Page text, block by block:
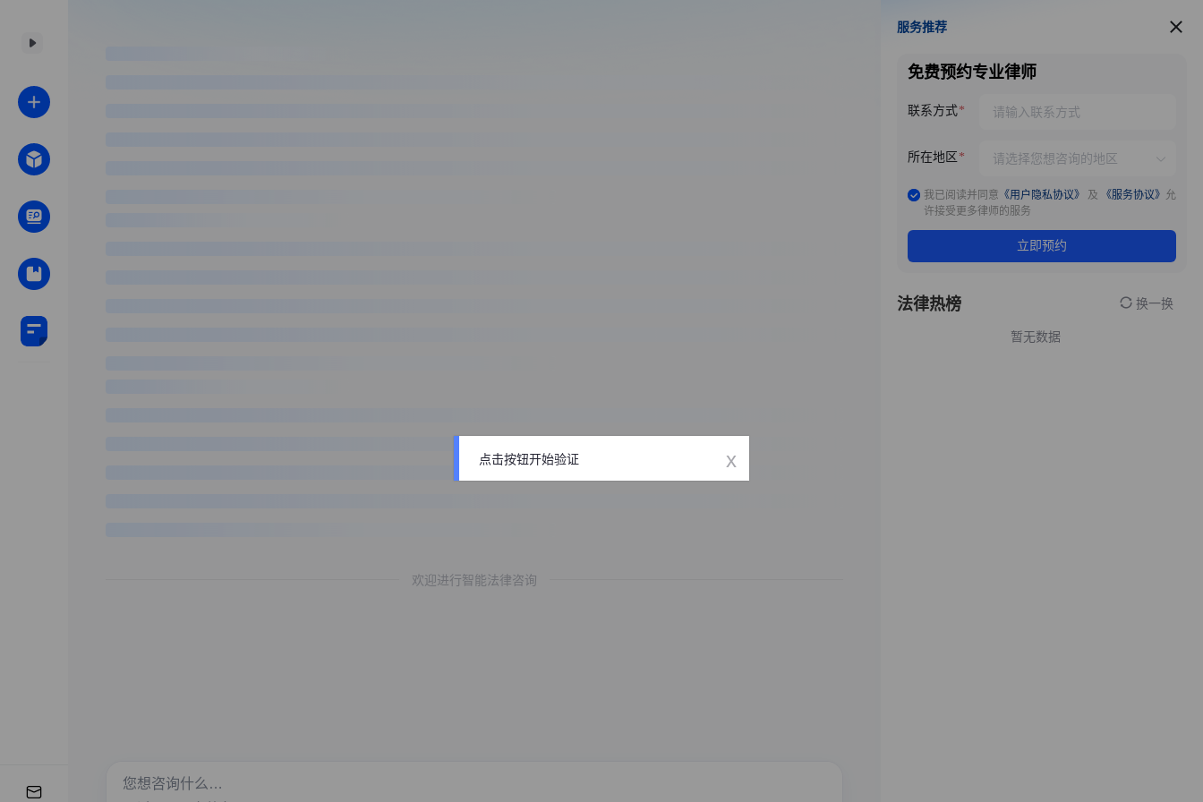
欢迎进行智能法律咨询
服务推荐
服务推荐
免费预约专业律师
联系方式
所在地区
我已阅读并同意 《用户隐私协议》 及 《服务协议》 允
许接受更多律师的服务
立即预约
法律热榜 换一换
暂无数据
点击按钮开始验证 x